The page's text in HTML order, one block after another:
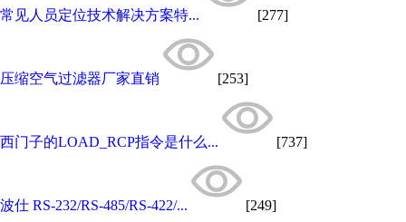
常见人员定位技术解决方案特... [277]
压缩空气过滤器厂家直销 [253]
西门子的LOAD_RCP指令是什么... [737]
波仕 RS-232/RS-485/RS-422/... [249]